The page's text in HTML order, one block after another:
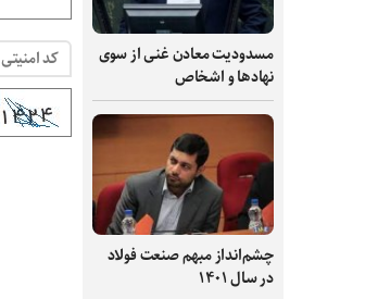
مسدودیت معادن غنی از سوی
نهادها و اشخاص
چشم‌انداز مبهم صنعت فولاد
در سال ۱۴۰۱
کد امنیتی